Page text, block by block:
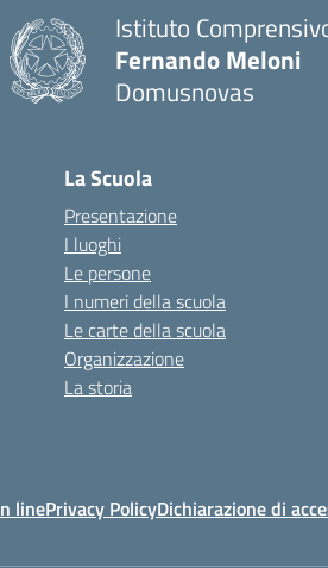
Istituto
Fernando Meloni
Domusnovas
La Scuola
Presentazione
I luoghi
Le persone
I numeri della scuola
Le carte della scuola
Organizzazione
La storia
linePrivacy PolicyDichiarazione di